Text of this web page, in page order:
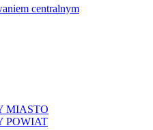
centralnym
MIASTO
POWIAT